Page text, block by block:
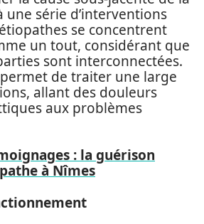
une série d’interventions
se concentrent
un tout, considérant que
sont interconnectées.
de traiter une large
allant des douleurs
aux problèmes
: la guérison
à Nîmes